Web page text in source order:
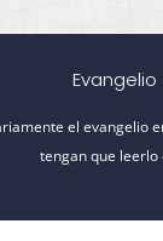
el evangelio
tengan que leerlo